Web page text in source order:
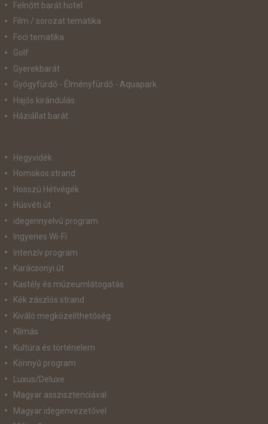
Felnőtt barát hotel
Film / sorozat tematika
Foci tematika
Golf
Gyerekbarát
Gyógyfürdő - Élményfürdő - Aquapark
Hajós kirándulás
Háziállat barát
Hegyvidék
Homokos strand
Hosszú Hétvégék
Húsvéti út
idegennyelvű program
Ingyenes Wi-Fi
Intenzív program
Karácsonyi út
Kastély és múzeumlátogatás
Kék zászlós strand
Kiváló megközelíthetőség
Klímás
Kultúra és történelem
Könnyű program
Luxus/Deluxe
Magyar asszisztenciával
Magyar idegenvezetővel